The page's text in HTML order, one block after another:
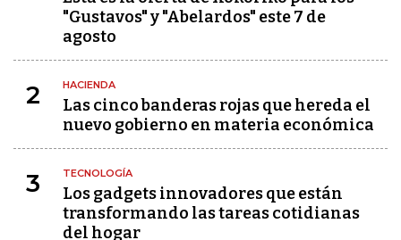
"Gustavos" y "Abelardos" este 7 de
agosto
2 HACIENDA
Las cinco banderas rojas que hereda el
nuevo gobierno en materia económica
3 TECNOLOGÍA
Los gadgets innovadores que están
transformando las tareas cotidianas
del hogar